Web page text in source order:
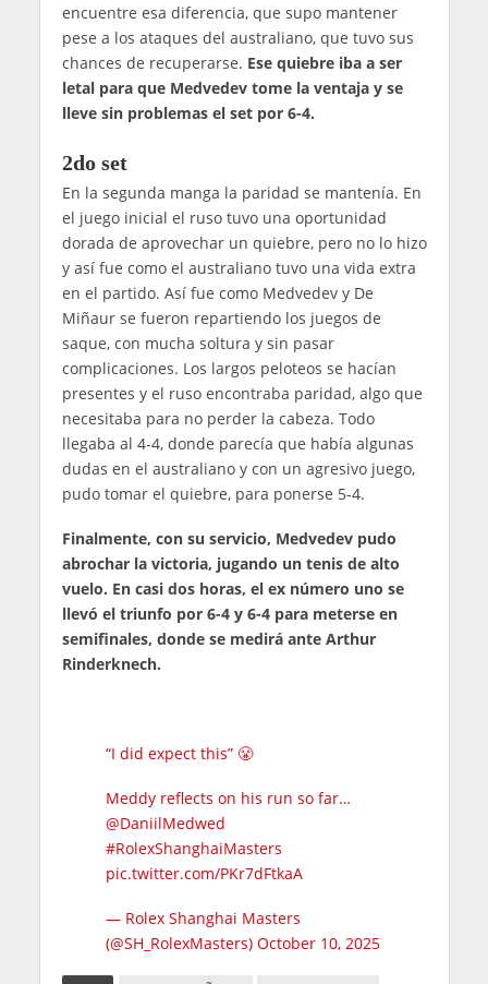
encuentre esa diferencia, que supo mantener
pese a los ataques del australiano, que tuvo sus
chances de recuperarse. Ese quiebre iba a ser
letal para que Medvedev tome la ventaja y se
lleve sin problemas el set por 6-4.
2do set
En la segunda manga la paridad se mantenía. En
el juego inicial el ruso tuvo una oportunidad
dorada de aprovechar un quiebre, pero no lo hizo
y así fue como el australiano tuvo una vida extra
en el partido. Así fue como Medvedev y De
Miñaur se fueron repartiendo los juegos de
saque, con mucha soltura y sin pasar
complicaciones. Los largos peloteos se hacían
presentes y el ruso encontraba paridad, algo que
necesitaba para no perder la cabeza. Todo
llegaba al 4-4, donde parecía que había algunas
dudas en el australiano y con un agresivo juego,
pudo tomar el quiebre, para ponerse 5-4.
Finalmente, con su servicio, Medvedev pudo
abrochar la victoria, jugando un tenis de alto
vuelo. En casi dos horas, el ex número uno se
llevó el triunfo por 6-4 y 6-4 para meterse en
semifinales, donde se medirá ante Arthur
Rinderknech.
“I did expect this” 😤
Meddy reflects on his run so far…
@DaniilMedwed
#RolexShanghaiMasters
pic.twitter.com/PKr7dFtkaA
— Rolex Shanghai Masters
(@SH_RolexMasters) October 10, 2025